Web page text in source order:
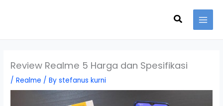
Search
Review Realme 5 Harga dan Spesifikasi
/Realme / Bystefanus kurni